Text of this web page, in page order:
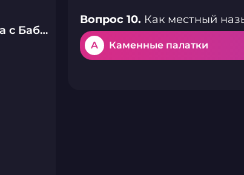
Упоротая наука с Бабаем Лютым
Вопрос 10. Как местный
A Каменные палатки